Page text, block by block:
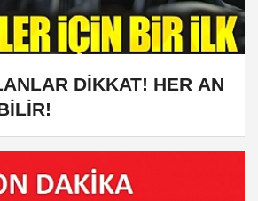
DİKKAT! HER AN